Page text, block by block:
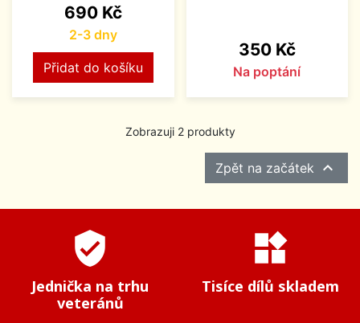
Cena
690 Kč
2-3 dny
Přidat do košíku
Cena
350 Kč
Na poptání
Zobrazuji 2 produkty
Zpět na začátek 
verified_user
Jednička na trhu
veteránů
widgets
Tisíce dílů skladem